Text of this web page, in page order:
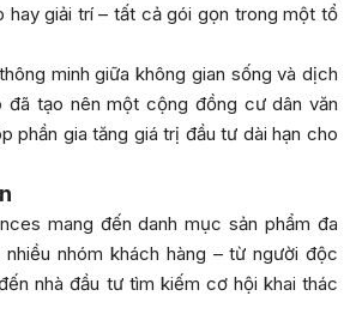
hay giải trí – tất cả gói gọn trong một tổ
minh giữa không gian sống và dịch
đã tạo nên một cộng đồng cư dân văn
phần gia tăng giá trị đầu tư dài hạn cho
mang đến danh mục sản phẩm đa
nhóm khách hàng – từ người độc
nhà đầu tư tìm kiếm cơ hội khai thác